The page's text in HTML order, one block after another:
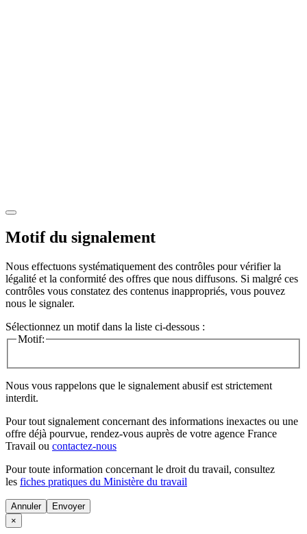
Motif du signalement
Nous effectuons systématiquement des contrôles pour vérifier la
légalité et la conformité des offres que nous diffusons. Si malgré ces
contrôles vous constatez des contenus inappropriés, vous pouvez
nous le signaler.
Sélectionnez un motif dans la liste ci-dessous :
Motif:
Nous vous rappelons que le signalement abusif est strictement
interdit.
Pour tout signalement concernant des informations inexactes ou une
offre déjà pourvue, rendez-vous auprès de votre agence France
Travail ou contactez-nous
Pour toute information concernant le droit du travail, consultez
les fiches pratiques du Ministère du travail
Annuler
×